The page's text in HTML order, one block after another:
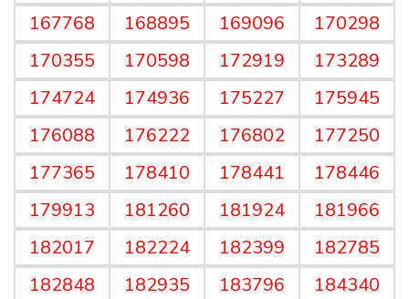
167768
168895 169096
170298
170355
170598 172919
173289
174724
174936 175227
175945
176088
176222 176802
177250
177365
178410 178441
178446
179913
181260 181924
181966
182017
182224 182399
182785
182848
182935 183796
184340